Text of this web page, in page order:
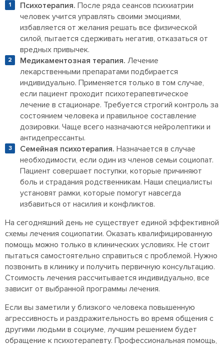
Психотерапия. После ряда сеансов психиатрии
человек учится управлять своими эмоциями,
избавляется от желания решать все физической
силой, пытается сдерживать негатив, отказаться от
вредных привычек.
Медикаментозная терапия. Лечение
лекарственными препаратами подбирается
индивидуально. Применяется только в том случае,
если пациент проходит психотерапевтическое
лечение в стационаре. Требуется строгий контроль за
состоянием человека и правильное составление
дозировки. Чаще всего назначаются нейролептики и
антидепрессанты.
Семейная психотерапия. Назначается в случае
необходимости, если один из членов семьи социопат.
Пациент совершает поступки, которые причиняют
боль и страдания родственникам. Наши специалисты
установят рамки, которые помогут навсегда
избавиться от насилия и конфликтов.
На сегодняшний день не существует единой эффективной
схемы лечения социопатии. Оказать квалифицированную
помощь можно только в клинических условиях. Не стоит
пытаться самостоятельно справиться с проблемой. Нужно
позвонить в клинику и получить первичную консультацию.
Стоимость лечения рассчитывается индивидуально, все
зависит от выбранной программы лечения.
Если вы заметили у близкого человека повышенную
агрессивность и раздражительность во время общения с
другими людьми в социуме, лучшим решением будет
обращение к психотерапевту. Профессиональная помощь,